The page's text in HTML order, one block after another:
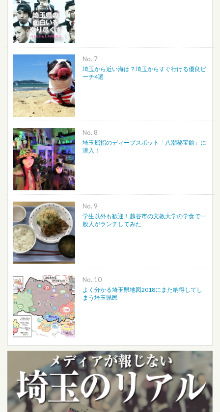
No.
埼玉から近い海は？埼玉からすぐ行ける優良ビ
ーチ4選
No.
埼玉屈指のディープスポット「八潮秘宝館」に
潜入！
No.
学生以外も歓迎！越谷市の文教大学の学食で一
般人がランチしてみた
No.
よく分かる埼玉県地図2018にまた納得してし
まう埼玉県民